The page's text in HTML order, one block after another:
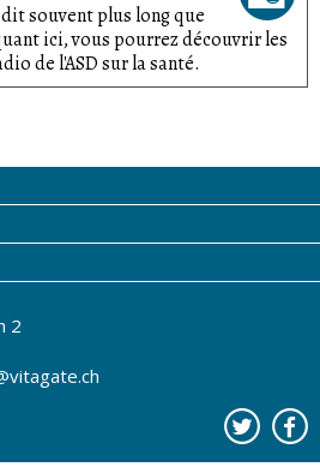
souvent plus long que
ici, vous pourrez découvrir les
de l'ASD sur la santé.
2